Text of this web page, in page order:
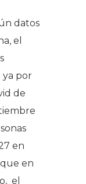
datos
el
ya por
de
en
que en
el